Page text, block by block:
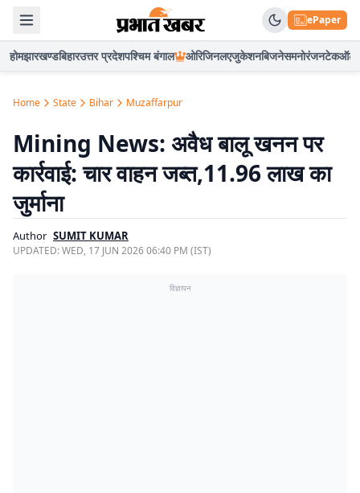
ePaper
होमझारखण्डबिहारउत्तर प्रदेशपश्चिम बंगाल ओरिजिनलएजुकेशनबिजनेसमनोरंजनटेकऑटो
Home State Bihar Muzaffarpur
Mining News: अवैध बालू खनन पर
कार्रवाई: चार वाहन जब्त,11.96 लाख का
जुर्माना
Author SUMIT KUMAR
UPDATED:WED, 17 JUN 2026 06:40 PM (IST)
विज्ञापन